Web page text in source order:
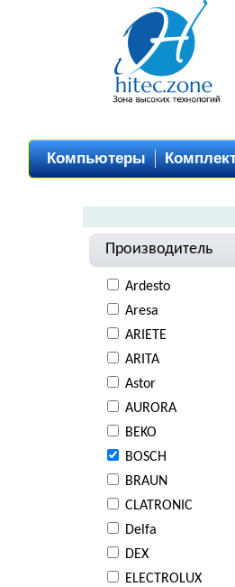
Компьютеры
Производитель
Ardesto
Aresa
ARIETE
ARITA
Astor
AURORA
BEKO
BOSCH
BRAUN
CLATRONIC
Delfa
DEX
ELECTROLUX